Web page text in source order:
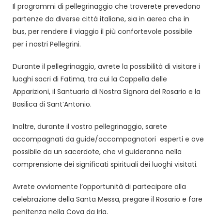
Il programmi di pellegrinaggio che troverete prevedono
partenze da diverse città italiane, sia in aereo che in
bus, per rendere il viaggio il più confortevole possibile
per i nostri Pellegrini.
Durante il pellegrinaggio, avrete la possibilità di visitare i
luoghi sacri di Fatima, tra cui la Cappella delle
Apparizioni, il Santuario di Nostra Signora del Rosario e la
Basilica di Sant’Antonio.
Inoltre, durante il vostro pellegrinaggio, sarete
accompagnati da guide/accompagnatori esperti e ove
possibile da un sacerdote, che vi guideranno nella
comprensione dei significati spirituali dei luoghi visitati.
Avrete ovviamente l’opportunità di partecipare alla
celebrazione della Santa Messa, pregare il Rosario e fare
penitenza nella Cova da Iria.